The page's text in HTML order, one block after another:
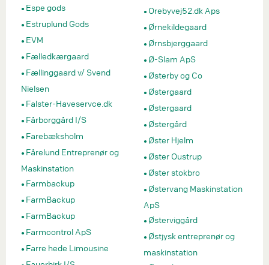
Espe gods
Estruplund Gods
EVM
Fælledkærgaard
Fællinggaard v/ Svend
Nielsen
Falster-Haveservce.dk
Fårborggård I/S
Farebæksholm
Fårelund Entreprenør og
Maskinstation
Farmbackup
FarmBackup
FarmBackup
Farmcontrol ApS
Farre hede Limousine
Orebyvej52.dk Aps
Ørnekildegaard
Ørnsbjerggaard
Ø-Slam ApS
Østerby og Co
Østergaard
Østergaard
Østergård
Øster Hjelm
Øster Oustrup
Øster stokbro
Østervang Maskinstation
ApS
Østerviggård
Østjysk entreprenør og
maskinstation